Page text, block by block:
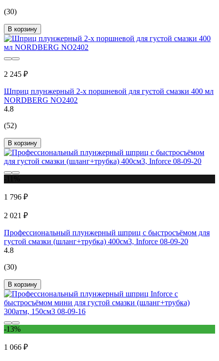
(30)
В корзину
2 245 ₽
Шприц плунжерный 2-х поршневой для густой смазки 400 мл
NORDBERG NO2402
4.8
(52)
В корзину
1 796 ₽
2 021 ₽
Профессиональный плунжерный шприц с быстросъёмом для
густой смазки (шланг+трубка) 400см3, Inforce 08-09-20
4.8
(30)
В корзину
-13%
1 066 ₽